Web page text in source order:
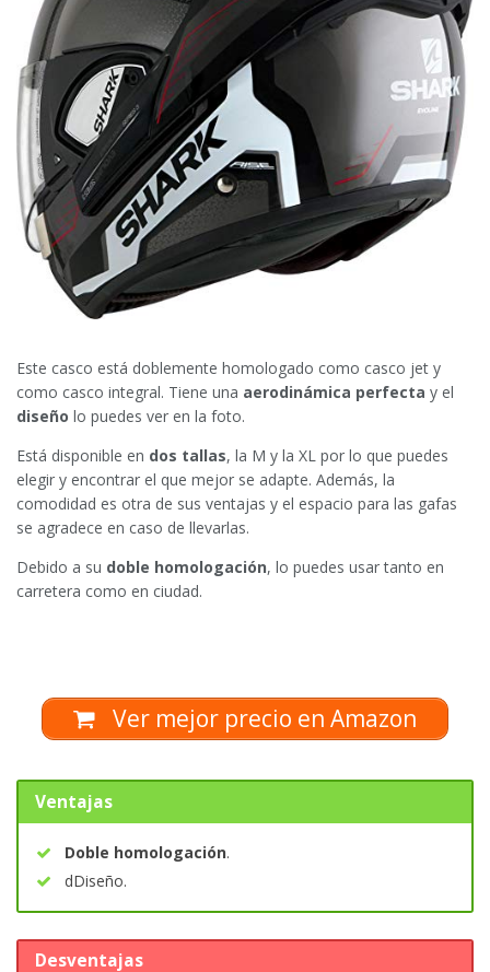
Este casco está doblemente homologado como casco jet y
como casco integral. Tiene una aerodinámica perfecta y el
diseño lo puedes ver en la foto.
Está disponible en dos tallas, la M y la XL por lo que puedes
elegir y encontrar el que mejor se adapte. Además, la
comodidad es otra de sus ventajas y el espacio para las gafas
se agradece en caso de llevarlas.
Debido a su doble homologación, lo puedes usar tanto en
carretera como en ciudad.
Ver mejor precio en Amazon
Ventajas
Doble homologación.
dDiseño.
Desventajas